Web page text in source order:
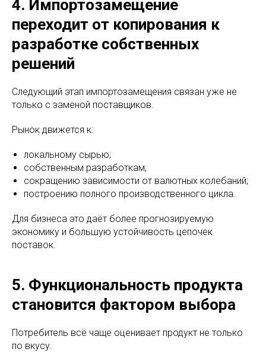
4. Импортозамещение
переходит от копирования к
разработке собственных
решений
Следующий этап импортозамещения связан уже не
только с заменой поставщиков.
Рынок движется к:
локальному сырью;
собственным разработкам;
сокращению зависимости от валютных колебаний;
построению полного производственного цикла.
Для бизнеса это даёт более прогнозируемую
экономику и большую устойчивость цепочек
поставок.
5. Функциональность продукта
становится фактором выбора
Потребитель всё чаще оценивает продукт не только
по вкусу.